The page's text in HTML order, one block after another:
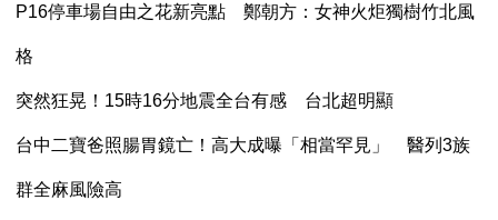
P16停車場自由之花新亮點 鄭朝方：女神火炬獨樹竹北風
格
突然狂晃！15時16分地震全台有感 台北超明顯
台中二寶爸照腸胃鏡亡！高大成曝「相當罕見」 醫列3族
群全麻風險高